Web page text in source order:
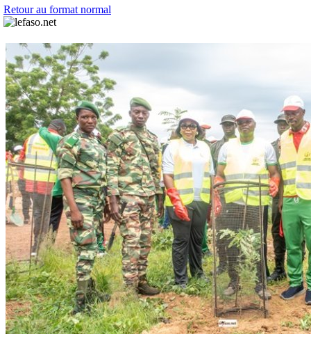
Retour au format normal